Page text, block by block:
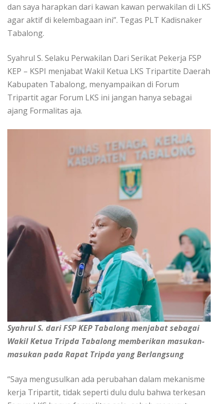
dan saya harapkan dari kawan kawan perwakilan di LKS
agar aktif di kelembagaan ini”. Tegas PLT Kadisnaker
Tabalong.
Syahrul S. Selaku Perwakilan Dari Serikat Pekerja FSP
KEP – KSPI menjabat Wakil Ketua LKS Tripartite Daerah
Kabupaten Tabalong, menyampaikan di Forum
Tripartit agar Forum LKS ini jangan hanya sebagai
ajang Formalitas aja.
Syahrul S. dari FSP KEP Tabalong menjabat sebagai
Wakil Ketua Tripda Tabalong memberikan masukan-
masukan pada Rapat Tripda yang Berlangsung
“Saya mengusulkan ada perubahan dalam mekanisme
kerja Tripartit, tidak seperti dulu dulu bahwa terkesan